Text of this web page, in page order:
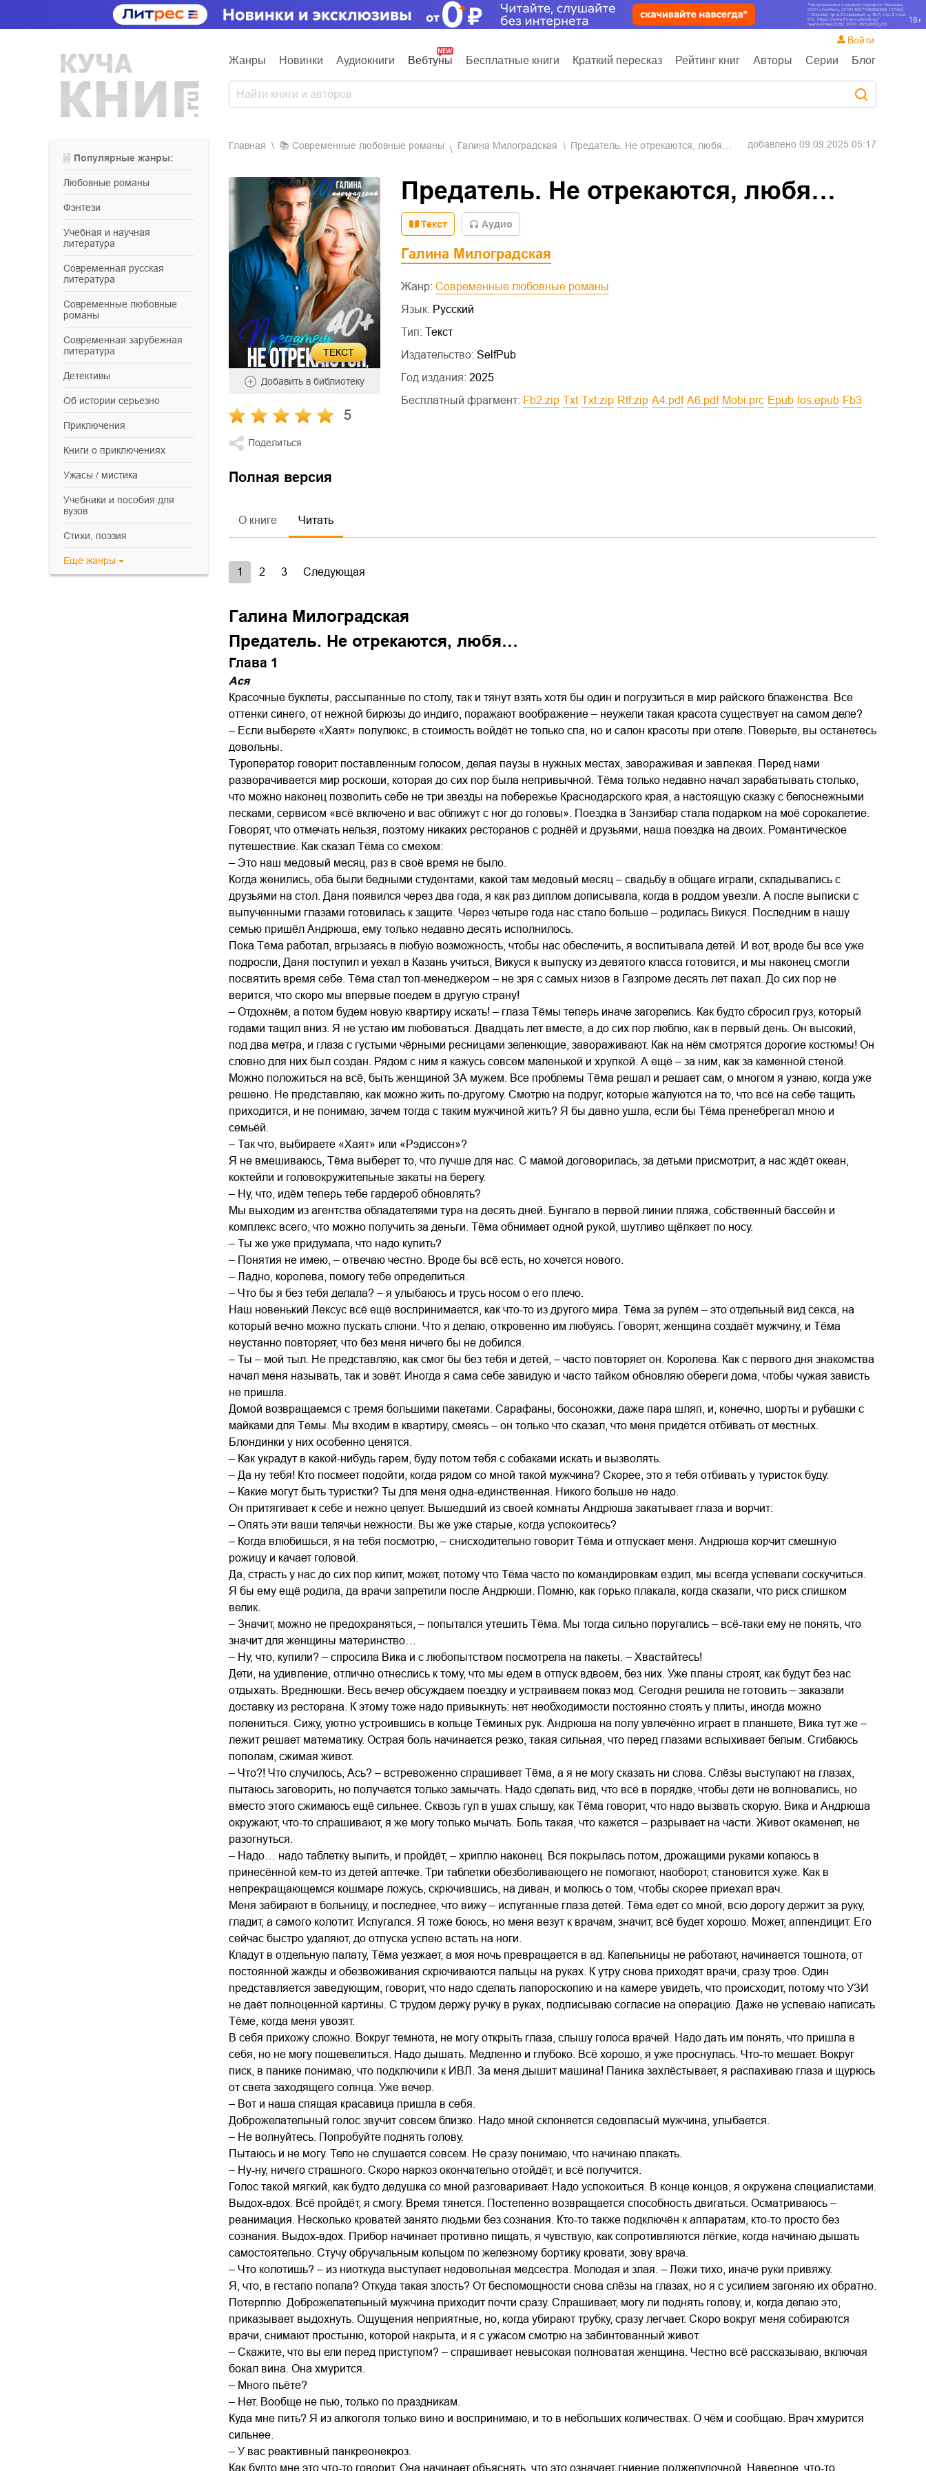
Жанры Новинки Аудиокниги Вебтуны Бесплатные книги Краткий пересказ Рейтинг книг Авторы Серии Блог
Войти
Популярные жанры:
любовные романы
фэнтези
учебная и научная
литература
современная русская
литература
современные любовные
романы
современная зарубежная
литература
детективы
об истории серьезно
приключения
книги о приключениях
ужасы / мистика
учебники и пособия для
вузов
cтихи, поэзия
Еще жанры
Главная 📚 современные любовные романы Галина Милоградская Предатель. Не отрекаются, любя… добавлено 09.09.2025 05:17
ТЕКСТ
Добавить в библиотеку
5
Поделиться
Предатель. Не отрекаются, любя…
Текст Aудио
Галина Милоградская
Жанр:
Современные любовные романы
Язык: Русский
Тип: Текст
Издательство: SelfPub
Год издания: 2025
Бесплатный фрагмент:
fb2.zip txt txt.zip rtf.zip a4.pdf a6.pdf mobi.prc epub ios.epub fb3
Полная версия
О книге Читать
1 2 3 Следующая
Галина Милоградская
Предатель. Не отрекаются, любя…
Глава 1
Ася
Красочные буклеты, рассыпанные по столу, так и тянут взять хотя бы один и погрузиться в мир райского блаженства. Все
оттенки синего, от нежной бирюзы до индиго, поражают воображение – неужели такая красота существует на самом деле?
– Если выберете «Хаят» полулюкс, в стоимость войдёт не только спа, но и салон красоты при отеле. Поверьте, вы останетесь
довольны.
Туроператор говорит поставленным голосом, делая паузы в нужных местах, завораживая и завлекая. Перед нами
разворачивается мир роскоши, которая до сих пор была непривычной. Тёма только недавно начал зарабатывать столько,
что можно наконец позволить себе не три звезды на побережье Краснодарского края, а настоящую сказку с белоснежными
песками, сервисом «всё включено и вас оближут с ног до головы». Поездка в Занзибар стала подарком на моё сорокалетие.
Говорят, что отмечать нельзя, поэтому никаких ресторанов с роднёй и друзьями, наша поездка на двоих. Романтическое
путешествие. Как сказал Тёма со смехом:
– Это наш медовый месяц, раз в своё время не было.
Когда женились, оба были бедными студентами, какой там медовый месяц – свадьбу в общаге играли, складывались с
друзьями на стол. Даня появился через два года, я как раз диплом дописывала, когда в роддом увезли. А после выписки с
выпученными глазами готовилась к защите. Через четыре года нас стало больше – родилась Викуся. Последним в нашу
семью пришёл Андрюша, ему только недавно десять исполнилось.
Пока Тёма работал, вгрызаясь в любую возможность, чтобы нас обеспечить, я воспитывала детей. И вот, вроде бы все уже
подросли, Даня поступил и уехал в Казань учиться, Викуся к выпуску из девятого класса готовится, и мы наконец смогли
посвятить время себе. Тёма стал топ-менеджером – не зря с самых низов в Газпроме десять лет пахал. До сих пор не
верится, что скоро мы впервые поедем в другую страну!
– Отдохнём, а потом будем новую квартиру искать! – глаза Тёмы теперь иначе загорелись. Как будто сбросил груз, который
годами тащил вниз. Я не устаю им любоваться. Двадцать лет вместе, а до сих пор люблю, как в первый день. Он высокий,
под два метра, и глаза с густыми чёрными ресницами зеленющие, завораживают. Как на нём смотрятся дорогие костюмы! Он
словно для них был создан. Рядом с ним я кажусь совсем маленькой и хрупкой. А ещё – за ним, как за каменной стеной.
Можно положиться на всё, быть женщиной ЗА мужем. Все проблемы Тёма решал и решает сам, о многом я узнаю, когда уже
решено. Не представляю, как можно жить по-другому. Смотрю на подруг, которые жалуются на то, что всё на себе тащить
приходится, и не понимаю, зачем тогда с таким мужчиной жить? Я бы давно ушла, если бы Тёма пренебрегал мною и
семьёй.
– Так что, выбираете «Хаят» или «Рэдиссон»?
Я не вмешиваюсь, Тёма выберет то, что лучше для нас. С мамой договорилась, за детьми присмотрит, а нас ждёт океан,
коктейли и головокружительные закаты на берегу.
– Ну, что, идём теперь тебе гардероб обновлять?
Мы выходим из агентства обладателями тура на десять дней. Бунгало в первой линии пляжа, собственный бассейн и
комплекс всего, что можно получить за деньги. Тёма обнимает одной рукой, шутливо щёлкает по носу.
– Ты же уже придумала, что надо купить?
– Понятия не имею, – отвечаю честно. Вроде бы всё есть, но хочется нового.
– Ладно, королева, помогу тебе определиться.
– Что бы я без тебя делала? – я улыбаюсь и трусь носом о его плечо.
Наш новенький Лексус всё ещё воспринимается, как что-то из другого мира. Тёма за рулём – это отдельный вид секса, на
который вечно можно пускать слюни. Что я делаю, откровенно им любуясь. Говорят, женщина создаёт мужчину, и Тёма
неустанно повторяет, что без меня ничего бы не добился.
– Ты – мой тыл. Не представляю, как смог бы без тебя и детей, – часто повторяет он. Королева. Как с первого дня знакомства
начал меня называть, так и зовёт. Иногда я сама себе завидую и часто тайком обновляю обереги дома, чтобы чужая зависть
не пришла.
Домой возвращаемся с тремя большими пакетами. Сарафаны, босоножки, даже пара шляп, и, конечно, шорты и рубашки с
майками для Тёмы. Мы входим в квартиру, смеясь – он только что сказал, что меня придётся отбивать от местных.
Блондинки у них особенно ценятся.
– Как украдут в какой-нибудь гарем, буду потом тебя с собаками искать и вызволять.
– Да ну тебя! Кто посмеет подойти, когда рядом со мной такой мужчина? Скорее, это я тебя отбивать у туристок буду.
– Какие могут быть туристки? Ты для меня одна-единственная. Никого больше не надо.
Он притягивает к себе и нежно целует. Вышедший из своей комнаты Андрюша закатывает глаза и ворчит:
– Опять эти ваши телячьи нежности. Вы же уже старые, когда успокоитесь?
– Когда влюбишься, я на тебя посмотрю, – снисходительно говорит Тёма и отпускает меня. Андрюша корчит смешную
рожицу и качает головой.
Да, страсть у нас до сих пор кипит, может, потому что Тёма часто по командировкам ездил, мы всегда успевали соскучиться.
Я бы ему ещё родила, да врачи запретили после Андрюши. Помню, как горько плакала, когда сказали, что риск слишком
велик.
– Значит, можно не предохраняться, – попытался утешить Тёма. Мы тогда сильно поругались – всё-таки ему не понять, что
значит для женщины материнство…
– Ну, что, купили? – спросила Вика и с любопытством посмотрела на пакеты. – Хвастайтесь!
Дети, на удивление, отлично отнеслись к тому, что мы едем в отпуск вдвоём, без них. Уже планы строят, как будут без нас
отдыхать. Вреднюшки. Весь вечер обсуждаем поездку и устраиваем показ мод. Сегодня решила не готовить – заказали
доставку из ресторана. К этому тоже надо привыкнуть: нет необходимости постоянно стоять у плиты, иногда можно
полениться. Сижу, уютно устроившись в кольце Тёминых рук. Андрюша на полу увлечённо играет в планшете, Вика тут же –
лежит решает математику. Острая боль начинается резко, такая сильная, что перед глазами вспыхивает белым. Сгибаюсь
пополам, сжимая живот.
– Что?! Что случилось, Ась? – встревоженно спрашивает Тёма, а я не могу сказать ни слова. Слёзы выступают на глазах,
пытаюсь заговорить, но получается только замычать. Надо сделать вид, что всё в порядке, чтобы дети не волновались, но
вместо этого сжимаюсь ещё сильнее. Сквозь гул в ушах слышу, как Тёма говорит, что надо вызвать скорую. Вика и Андрюша
окружают, что-то спрашивают, я же могу только мычать. Боль такая, что кажется – разрывает на части. Живот окаменел, не
разогнуться.
– Надо… надо таблетку выпить, и пройдёт, – хриплю наконец. Вся покрылась потом, дрожащими руками копаюсь в
принесённой кем-то из детей аптечке. Три таблетки обезболивающего не помогают, наоборот, становится хуже. Как в
непрекращающемся кошмаре ложусь, скрючившись, на диван, и молюсь о том, чтобы скорее приехал врач.
Меня забирают в больницу, и последнее, что вижу – испуганные глаза детей. Тёма едет со мной, всю дорогу держит за руку,
гладит, а самого колотит. Испугался. Я тоже боюсь, но меня везут к врачам, значит, всё будет хорошо. Может, аппендицит. Его
сейчас быстро удаляют, до отпуска успею встать на ноги.
Кладут в отдельную палату, Тёма уезжает, а моя ночь превращается в ад. Капельницы не работают, начинается тошнота, от
постоянной жажды и обезвоживания скрючиваются пальцы на руках. К утру снова приходят врачи, сразу трое. Один
представляется заведующим, говорит, что надо сделать лапороскопию и на камере увидеть, что происходит, потому что УЗИ
не даёт полноценной картины. С трудом держу ручку в руках, подписываю согласие на операцию. Даже не успеваю написать
Тёме, когда меня увозят.
В себя прихожу сложно. Вокруг темнота, не могу открыть глаза, слышу голоса врачей. Надо дать им понять, что пришла в
себя, но не могу пошевелиться. Надо дышать. Медленно и глубоко. Всё хорошо, я уже проснулась. Что-то мешает. Вокруг
писк, в панике понимаю, что подключили к ИВЛ. За меня дышит машина! Паника захлёстывает, я распахиваю глаза и щурюсь
от света заходящего солнца. Уже вечер.
– Вот и наша спящая красавица пришла в себя.
Доброжелательный голос звучит совсем близко. Надо мной склоняется седовласый мужчина, улыбается.
– Не волнуйтесь. Попробуйте поднять голову.
Пытаюсь и не могу. Тело не слушается совсем. Не сразу понимаю, что начинаю плакать.
– Ну-ну, ничего страшного. Скоро наркоз окончательно отойдёт, и всё получится.
Голос такой мягкий, как будто дедушка со мной разговаривает. Надо успокоиться. В конце концов, я окружена специалистами.
Выдох-вдох. Всё пройдёт, я смогу. Время тянется. Постепенно возвращается способность двигаться. Осматриваюсь –
реанимация. Несколько кроватей занято людьми без сознания. Кто-то также подключён к аппаратам, кто-то просто без
сознания. Выдох-вдох. Прибор начинает противно пищать, я чувствую, как сопротивляются лёгкие, когда начинаю дышать
самостоятельно. Стучу обручальным кольцом по железному бортику кровати, зову врача.
– Что колотишь? – из ниоткуда выступает недовольная медсестра. Молодая и злая. – Лежи тихо, иначе руки привяжу.
Я, что, в гестапо попала? Откуда такая злость? От беспомощности снова слёзы на глазах, но я с усилием загоняю их обратно.
Потерплю. Доброжелательный мужчина приходит почти сразу. Спрашивает, могу ли поднять голову, и, когда делаю это,
приказывает выдохнуть. Ощущения неприятные, но, когда убирают трубку, сразу легчает. Скоро вокруг меня собираются
врачи, снимают простыню, которой накрыта, и я с ужасом смотрю на забинтованный живот.
– Скажите, что вы ели перед приступом? – спрашивает невысокая полноватая женщина. Честно всё рассказываю, включая
бокал вина. Она хмурится.
– Много пьёте?
– Нет. Вообще не пью, только по праздникам.
Куда мне пить? Я из алкоголя только вино и воспринимаю, и то в небольших количествах. О чём и сообщаю. Врач хмурится
сильнее.
– У вас реактивный панкреонекроз.
Как будто мне это что-то говорит. Она начинает объяснять, что это означает гниение поджелудочной. Наверное, что-то